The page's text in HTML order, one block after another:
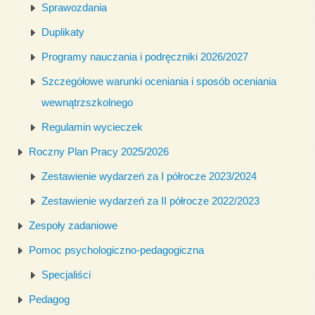
Sprawozdania
Duplikaty
Programy nauczania i podręczniki 2026/2027
Szczegółowe warunki oceniania i sposób oceniania
wewnątrzszkolnego
Regulamin wycieczek
Roczny Plan Pracy 2025/2026
Zestawienie wydarzeń za I półrocze 2023/2024
Zestawienie wydarzeń za II półrocze 2022/2023
Zespoły zadaniowe
Pomoc psychologiczno-pedagogiczna
Specjaliści
Pedagog